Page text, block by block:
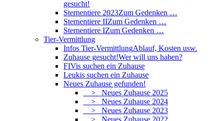
gesucht!
Sternentiere 2023Zum Gedenken …
Sternentiere IIZum Gedenken …
Sternentiere IZum Gedenken …
Tier-Vermittlung
Infos Tier-VermittlungAblauf, Kosten usw.
Zuhause gesucht!Wer will uns haben?
FIVis suchen ein Zuhause
Leukis suchen ein Zuhause
Neues Zuhause gefunden!
> Neues Zuhause 2025
> Neues Zuhause 2024
> Neues Zuhause 2023
> Neues Zuhause 2022